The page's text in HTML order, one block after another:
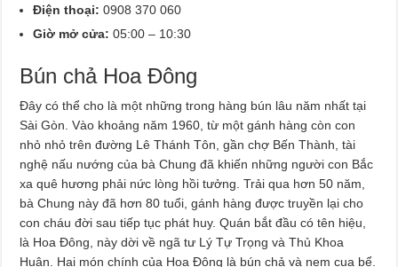
Điện thoại:0908 370 060
Giờ mở cửa:05:00 – 10:30
Bún chả Hoa Đông
Đây có thể cho là một những trong hàng bún lâu năm nhất tại
Sài Gòn. Vào khoảng năm 1960, từ một gánh hàng còn con
nhỏ nhỏ trên đường Lê Thánh Tôn, gần chợ Bến Thành, tài
nghệ nấu nướng của bà Chung đã khiến những người con Bắc
xa quê hương phải nức lòng hồi tưởng. Trải qua hơn 50 năm,
bà Chung này đã hơn 80 tuổi, gánh hàng được truyền lại cho
con cháu đời sau tiếp tục phát huy. Quán bắt đầu có tên hiệu,
là Hoa Đông, này dời về ngã tư Lý Tự Trọng và Thủ Khoa
Huân. Hai món chính của Hoa Đông là bún chả và nem cua bể.